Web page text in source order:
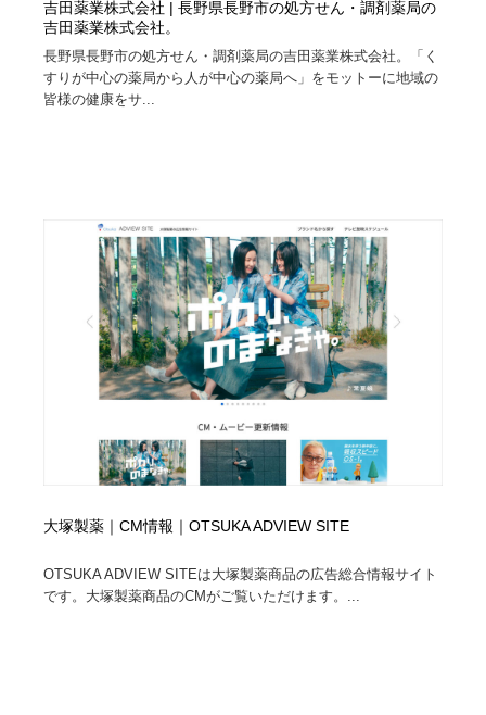
吉田薬業株式会社 | 長野県長野市の処方せん・調剤薬局の
吉田薬業株式会社。
長野県長野市の処方せん・調剤薬局の吉田薬業株式会社。「く
すりが中心の薬局から人が中心の薬局へ」をモットーに地域の
皆様の健康をサ...
大塚製薬｜CM情報｜OTSUKA ADVIEW SITE
OTSUKA ADVIEW SITEは大塚製薬商品の広告総合情報サイト
です。大塚製薬商品のCMがご覧いただけます。...